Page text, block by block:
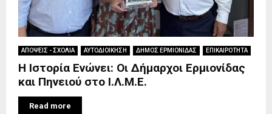
ΑΠΟΨΕΙΣ - ΣΧΟΛΙΑ ΑΥΤΟΔΙΟΙΚΗΣΗ ΔΗΜΟΣ ΕΡΜΙΟΝΙΔΑΣ ΕΠΙΚΑΙΡΟΤΗΤΑ
Η Ιστορία Ενώνει: Οι Δήμαρχοι Ερμιονίδας
και Πηνειού στο Ι.Λ.Μ.Ε.
Read more